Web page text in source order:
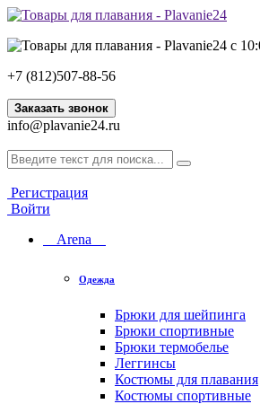
с
+7 (812)507-88-56
Заказать звонок
info@plavanie24.ru
Регистрация
Войти
Arena
Одежда
Брюки для шейпинга
Брюки спортивные
Брюки термобелье
Леггинсы
Костюмы для плавания
Костюмы спортивные